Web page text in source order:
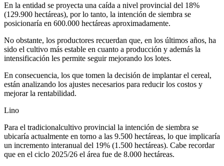
En la entidad se proyecta una caída a nivel provincial del 18%
(129.900 hectáreas), por lo tanto, la intención de siembra se
posicionaría en 600.000 hectáreas aproximadamente.
No obstante, los productores recuerdan que, en los últimos años, ha
sido el cultivo más estable en cuanto a producción y además la
intensificación les permite seguir mejorando los lotes.
En consecuencia, los que tomen la decisión de implantar el cereal,
están analizando los ajustes necesarios para reducir los costos y
mejorar la rentabilidad.
Lino
Para el tradicionalcultivo provincial la intención de siembra se
ubicaría actualmente en torno a las 9.500 hectáreas, lo que implicaría
un incremento interanual del 19% (1.500 hectáreas). Cabe recordar
que en el ciclo 2025/26 el área fue de 8.000 hectáreas.